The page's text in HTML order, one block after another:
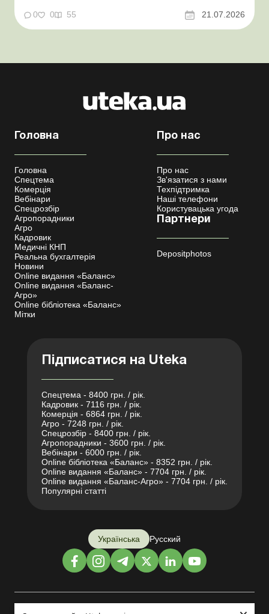
відстрочки від призову під час мобілізації удосконалено
Кабмін утворив Координаційний центр з організації
бронювання військовозобов’язаних Верховна ...
0 0 55 21.07.2026
Головна
Головна
Спецтема
Комерція
Вебінари
Спецрозбір
Агропорадники
Агро
Кадровик
Медичні КНП
Реальна бухгалтерія
Новини
Online видання «Баланс»
Online видання «Баланс-
Агро»
Online бібліотека «Баланс»
Мітки
Про нас
Про нас
Зв'язатися з нами
Техпідтримка
Наші телефони
Користувацька угода
Партнери
Depositphotos
Підписатися на Uteka
Спецтема - 8400 грн. / рік.
Кадровик - 7116 грн. / рік.
Комерція - 6864 грн. / рік.
Агро - 7248 грн. / рік.
Спецрозбір - 8400 грн. / рік.
Агропорадники - 3600 грн. / рік.
Вебінари - 6000 грн. / рік.
Online бібліотека «Баланс» - 8352 грн. / рік.
Online видання «Баланс» - 7704 грн. / рік.
Online видання «Баланс-Агро» - 7704 грн. / рік.
Популярні статті
Українська Русский